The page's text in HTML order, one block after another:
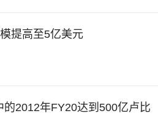
提高至5亿美元
2012年FY20达到500亿卢比